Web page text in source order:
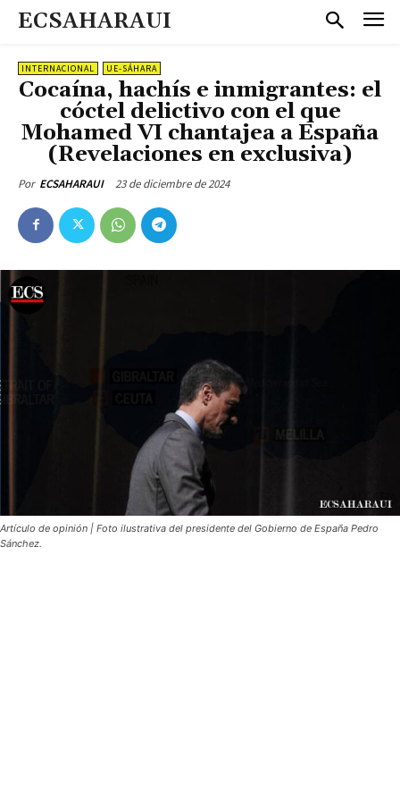
ECSAHARAUI
INTERNACIONAL UE-SÁHARA
Cocaína, hachís e inmigrantes: el
cóctel delictivo con el que
Mohamed VI chantajea a España
(Revelaciones en exclusiva)
Por ECSAHARAUI 23 de diciembre de 2024
Artículo de opinión | Foto ilustrativa del presidente del Gobierno de España Pedro
Sánchez.